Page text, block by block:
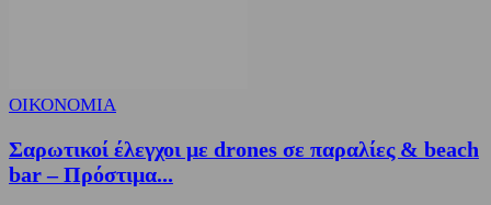
ΟΙΚΟΝΟΜΙΑ
Σαρωτικοί έλεγχοι με drones σε παραλίες & beach
bar – Πρόστιμα...